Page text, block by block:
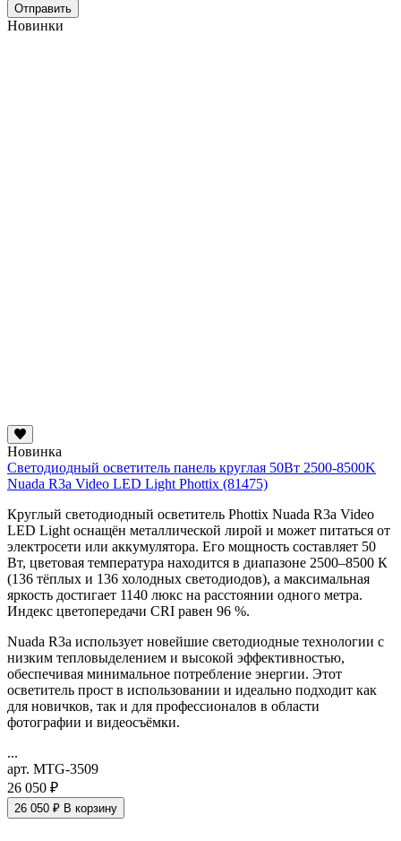
Отправить
Новинки
Новинка
Светодиодный осветитель панель круглая 50Вт 2500-8500K
Nuada R3a Video LED Light Phottix (81475)
Круглый светодиодный осветитель Phottix Nuada R3a Video
LED Light оснащён металлической лирой и может питаться от
электросети или аккумулятора. Его мощность составляет 50
Вт, цветовая температура находится в диапазоне 2500–8500 К
(136 тёплых и 136 холодных светодиодов), а максимальная
яркость достигает 1140 люкс на расстоянии одного метра.
Индекс цветопередачи CRI равен 96 %.
Nuada R3a использует новейшие светодиодные технологии с
низким тепловыделением и высокой эффективностью,
обеспечивая минимальное потребление энергии. Этот
осветитель прост в использовании и идеально подходит как
для новичков, так и для профессионалов в области
фотографии и видеосъёмки.
...
арт. MTG-3509
26 050 ₽
26 050 ₽ В корзину